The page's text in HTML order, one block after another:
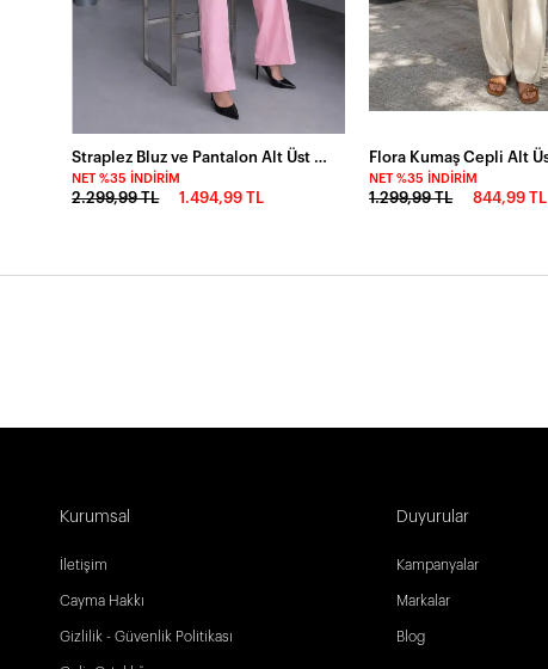
Straplez Bluz ve Pantalon Alt Üst Takım Pembe
NET %35 İNDIRIM
2.299,99 TL 1.494,99 TL
NET %35 İNDIRIM
1.299,99 TL 844,99 TL
Kurumsal
İletişim
Cayma Hakkı
Gizlilik - Güvenlik Politikası
Duyurular
Kampanyalar
Markalar
Blog